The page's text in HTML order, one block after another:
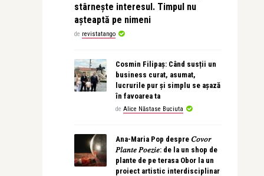
stârnește interesul. Timpul nu
așteaptă pe nimeni
de revistatango
Cosmin Filipaș: Când susții un
business curat, asumat,
lucrurile pur și simplu se așază
în favoarea ta
de Alice Năstase Buciuta
Ana-Maria Pop despre 𝐶𝑜𝑣𝑜𝑟
𝑃𝑙𝑎𝑛𝑡𝑒 𝑃𝑜𝑒𝑧𝑖𝑒: de la un shop de
plante de pe terasa Obor la un
proiect artistic interdisciplinar